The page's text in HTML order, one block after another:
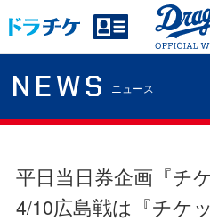
NEWS ニュース
平日当日券企画『チ
4/10広島戦は『チケ